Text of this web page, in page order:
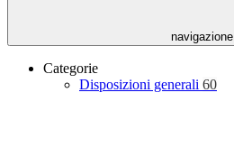
navigazione
Categorie
Disposizioni generali 60